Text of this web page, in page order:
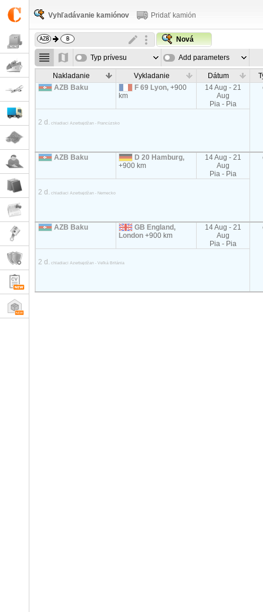
Vyhľadávanie kamiónov Pridať kamión
Nová
Typ prívesu Add parameters
Nakladanie Vykladanie Dátum
AZB Baku
F 69 Lyon,+900
km
14 Aug - 21
Aug
Pia - Pia
2 d. chladiaci Azerbajdžan - Francúzsko
AZB Baku
D 20 Hamburg,
+900 km
14 Aug - 21
Aug
Pia - Pia
2 d. chladiaci Azerbajdžan - Nemecko
AZB Baku
GB England,
London+900 km
14 Aug - 21
Aug
Pia - Pia
2 d. chladiaci Azerbajdžan - Veľká Británia